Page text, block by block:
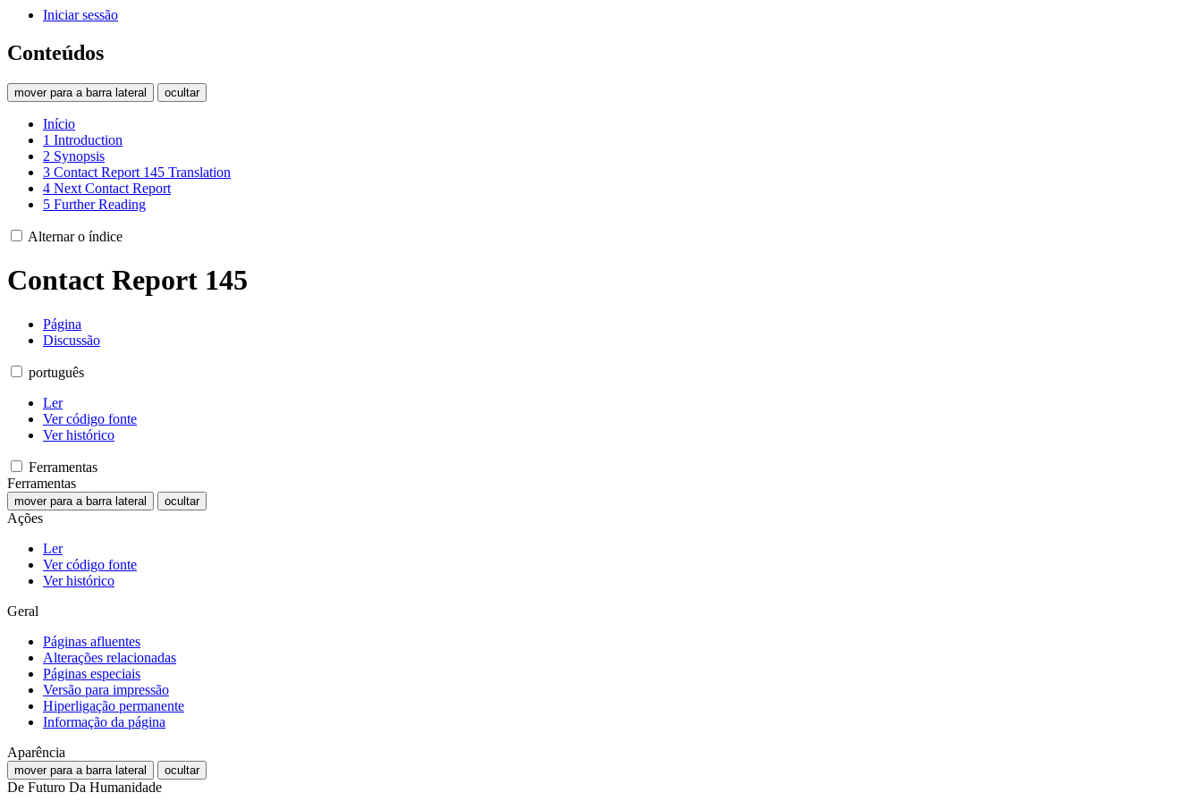
Iniciar sessão
Conteúdos
mover para a barra lateral ocultar
Início
1 Introduction
2 Synopsis
3 Contact Report 145 Translation
4 Next Contact Report
5 Further Reading
Alternar o índice
Contact Report 145
Página
Discussão
português
Ler
Ver código fonte
Ver histórico
Ferramentas
Ferramentas
mover para a barra lateral ocultar
Ações
Ler
Ver código fonte
Ver histórico
Geral
Páginas afluentes
Alterações relacionadas
Páginas especiais
Versão para impressão
Hiperligação permanente
Informação da página
Aparência
mover para a barra lateral ocultar
De Futuro Da Humanidade